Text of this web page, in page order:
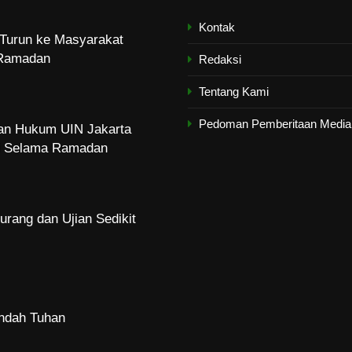
ke Masyarakat
Hukum UIN Jakarta
Ramadan
dan Ujian Sedikit
Tuhan
Kontak
Redaksi
Tentang Kami
Pedoman Pemberitaan